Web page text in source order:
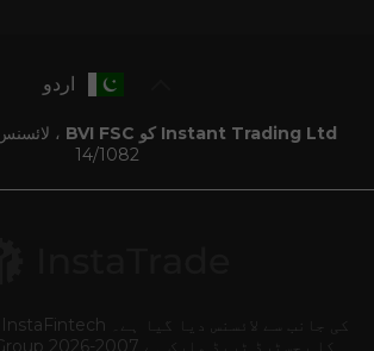
اردو
Instant Trading Ltd کو BVI FSC
14/1082